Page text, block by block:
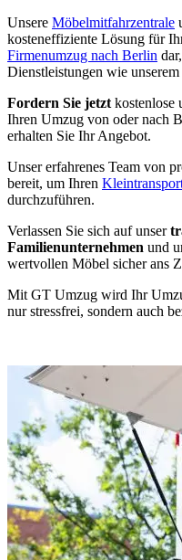
Unsere Möbelmitfahrzentrale
kosteneffiziente Lösung für
Firmenumzug nach Berlin
Dienstleistungen wie unserem
Fordern Sie jetzt kostenlose
Ihren Umzug von oder nach
erhalten Sie Ihr Angebot.
Unser erfahrenes Team von
bereit, um Ihren
durchzuführen.
Verlassen Sie sich auf unser
Familienunternehmen und
wertvollen Möbel sicher ans
Mit GT Umzug wird Ihr
nur stressfrei, sondern auch